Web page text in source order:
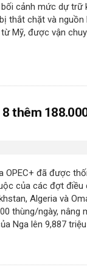
cảnh mức dự trữ
thắt chặt và
Mỹ, được vận
thêm
OPEC+ đã được
của các đợt
Algeria và
thùng/ngày, nâng
Nga lên 9,887